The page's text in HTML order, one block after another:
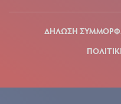
ΔΗΛΩΣΗ